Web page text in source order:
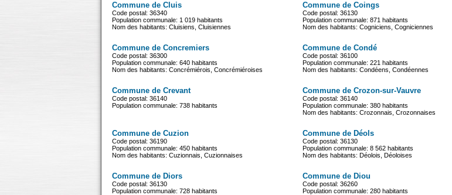
Commune de Cluis
Code postal: 36340
Population communale: 1 019 habitants
Nom des habitants: Cluisiens, Cluisiennes
Commune de Coings
Code postal: 36130
Population communale: 871 habitants
Nom des habitants: Cogniciens, Cogniciennes
Commune de Concremiers
Code postal: 36300
Population communale: 640 habitants
Nom des habitants: Concrémiérois, Concrémiéroises
Commune de Condé
Code postal: 36100
Population communale: 221 habitants
Nom des habitants: Condéens, Condéennes
Commune de Crevant
Code postal: 36140
Population communale: 738 habitants
Commune de Crozon-sur-Vauvre
Code postal: 36140
Population communale: 380 habitants
Nom des habitants: Crozonnais, Crozonnaises
Commune de Cuzion
Code postal: 36190
Population communale: 450 habitants
Nom des habitants: Cuzionnais, Cuzionnaises
Commune de Déols
Code postal: 36130
Population communale: 8 562 habitants
Nom des habitants: Déolois, Déoloises
Commune de Diors
Code postal: 36130
Population communale: 728 habitants
Commune de Diou
Code postal: 36260
Population communale: 280 habitants